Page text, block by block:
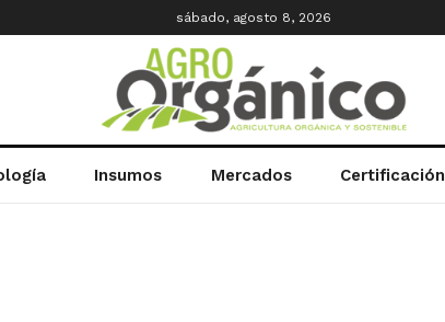
sábado, agosto 8, 2026
Insumos Mercados Certificación